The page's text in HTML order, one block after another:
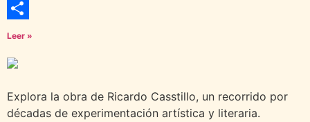
WhatsApp
Compartir
Leer »
Explora la obra de Ricardo Casstillo, un recorrido por
décadas de experimentación artística y literaria.